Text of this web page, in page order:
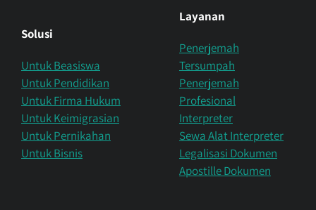
Solusi
Untuk Beasiswa
Untuk Pendidikan
Untuk Firma Hukum
Untuk Keimigrasian
Untuk Pernikahan
Untuk Bisnis
Layanan
Penerjemah
Tersumpah
Penerjemah
Profesional
Interpreter
Sewa Alat Interpreter
Legalisasi Dokumen
Apostille Dokumen